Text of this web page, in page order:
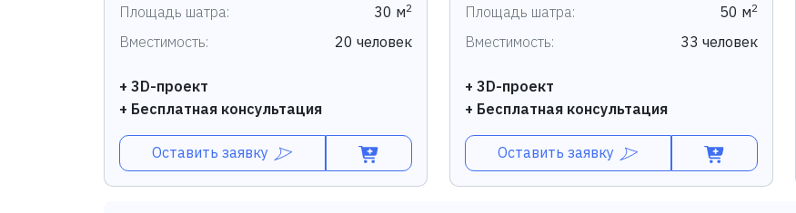
Площадь шатра:
30 м2
Вместимость: 20 человек
+ 3D-проект
+ Бесплатная консультация
Оставить заявку
Площадь шатра:
50 м2
Вместимость: 33 человек
+ 3D-проект
+ Бесплатная консультация
Оставить заявку